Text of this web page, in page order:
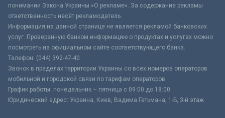
понимании Закона Украины «О рекламе». За содержание рекламы
ответственность несёт рекламодатель.
Информация на данной странице не является рекламой банковских
услуг. Проверенную банком информацию о продуктах и услугах можно
посмотреть на официальном сайте соответствующего банка.
Телефон: (044) 392-47-40
Звонок в пределах территории Украины со всех номеров операторов
мобильной и городской связи по тарифам операторов
График работы: понедельник – пятница с 09:00 до 18:00
Юридический адрес: Украина, Киев, Вадима Гетьмана, 1-Б, 3-й этаж